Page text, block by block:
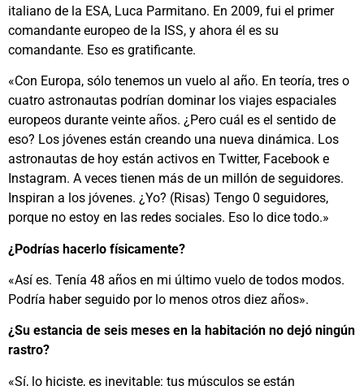
italiano de la ESA, Luca Parmitano. En 2009, fui el primer
comandante europeo de la ISS, y ahora él es su
comandante. Eso es gratificante.
«Con Europa, sólo tenemos un vuelo al año. En teoría, tres o
cuatro astronautas podrían dominar los viajes espaciales
europeos durante veinte años. ¿Pero cuál es el sentido de
eso? Los jóvenes están creando una nueva dinámica. Los
astronautas de hoy están activos en Twitter, Facebook e
Instagram. A veces tienen más de un millón de seguidores.
Inspiran a los jóvenes. ¿Yo? (Risas) Tengo 0 seguidores,
porque no estoy en las redes sociales. Eso lo dice todo.»
¿Podrías hacerlo físicamente?
«Así es. Tenía 48 años en mi último vuelo de todos modos.
Podría haber seguido por lo menos otros diez años».
¿Su estancia de seis meses en la habitación no dejó ningún
rastro?
«Sí, lo hiciste, es inevitable: tus músculos se están